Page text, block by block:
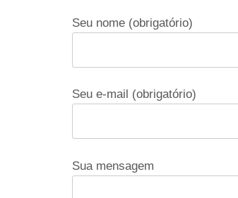
Seu nome (obrigatório)
Seu e-mail (obrigatório)
Sua mensagem